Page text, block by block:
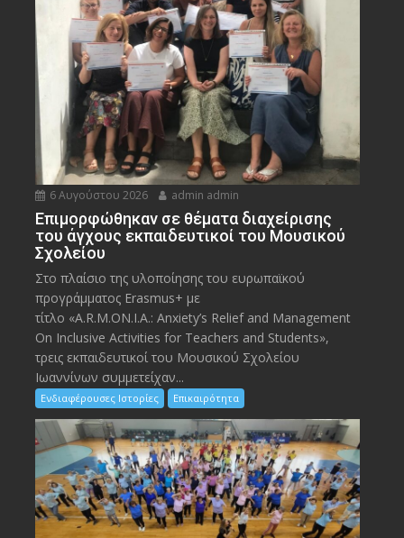
6 Αυγούστου 2026 admin admin
Eπιμορφώθηκαν σε θέματα διαχείρισης
του άγχους εκπαιδευτικοί του Μουσικού
Σχολείου
Στο πλαίσιο της υλοποίησης του ευρωπαϊκού
προγράμματος Erasmus+ με
τίτλο «A.R.M.ON.I.A.: Anxiety’s Relief and Management
On Inclusive Activities for Teachers and Students»,
τρεις εκπαιδευτικοί του Μουσικού Σχολείου
Ιωαννίνων συμμετείχαν...
Ενδιαφέρουσες Ιστορίες Επικαιρότητα